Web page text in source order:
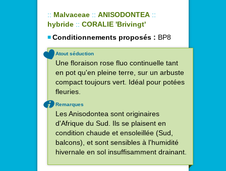
:: Malvaceae :: ANISODONTEA ::
hybride :: CORALIE 'Brivingt'
Conditionnements proposés : BP8
Atout séduction
Une floraison rose fluo continuelle tant
en pot qu'en pleine terre, sur un arbuste
compact toujours vert. Idéal pour potées
fleuries.
Remarques
Les Anisodontea sont originaires
d'Afrique du Sud. Ils se plaisent en
condition chaude et ensoleillée (Sud,
balcons), et sont sensibles à l'humidité
hivernale en sol insuffisamment drainant.